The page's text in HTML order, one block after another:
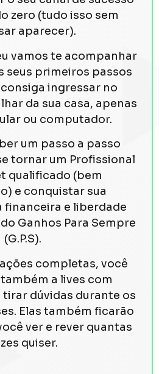
zero (tudo isso sem
aparecer).
vamos te acompanhar
seus primeiros passos
ingressar no
da sua casa, apenas
ou computador.
um passo a passo
tornar um Profissional
qualificado (bem
e conquistar sua
financeira e liberdade
Ganhos Para Sempre
(G.P.S).
completas, você
a lives com
dúvidas durante os
Elas também ficarão
ver e rever quantas
quiser.